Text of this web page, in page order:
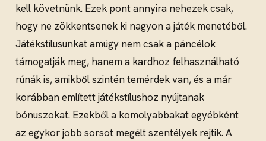
kell követnünk. Ezek pont annyira nehezek csak,
hogy ne zökkentsenek ki nagyon a játék menetéből.
Játékstílusunkat amúgy nem csak a páncélok
támogatják meg, hanem a kardhoz felhasználható
rúnák is, amikből szintén temérdek van, és a már
korábban említett játékstílushoz nyújtanak
bónuszokat. Ezekből a komolyabbakat egyébként
az egykor jobb sorsot megélt szentélyek rejtik. A